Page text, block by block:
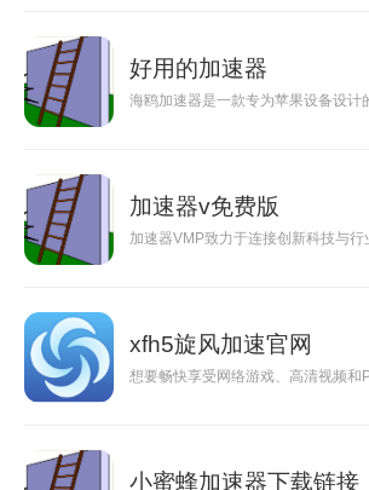
好用的加速器
海鸥加速器是一款专为苹果设备设
加速器v免费版
加速器VMP致力于连接创新科技与
xfh5旋风加速官网
想要畅快享受网络游戏、高清视频
小蜜蜂加速器下载链接